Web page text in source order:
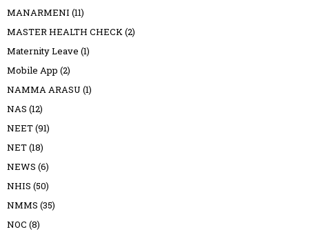
MANARMENI (11)
MASTER HEALTH CHECK(2)
Maternity Leave (1)
Mobile App (2)
NAMMA ARASU (1)
NAS (12)
NEET(91)
NET(18)
NEWS (6)
NHIS (50)
NMMS (35)
NOC (8)